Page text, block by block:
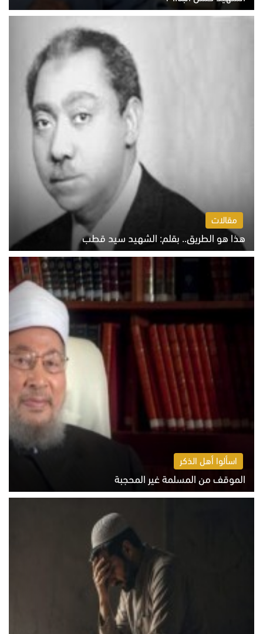
الخميس 6 أغسطس 2026 10:27 ص
مقالات
هذا هو الطريق.. بقلم: الشهيد سيد قطب
الخميس 6 أغسطس 2026 10:52 ص
اسألوا أهل الذكر
الموقف من المسلمة غير المحجبة
الخميس 6 أغسطس 2026 10:45 ص